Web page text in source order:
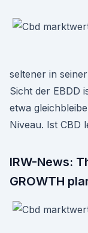
seltener in
Sicht der EBDD
etwa
Niveau. Ist CBD
IRW-News:
GROWTH